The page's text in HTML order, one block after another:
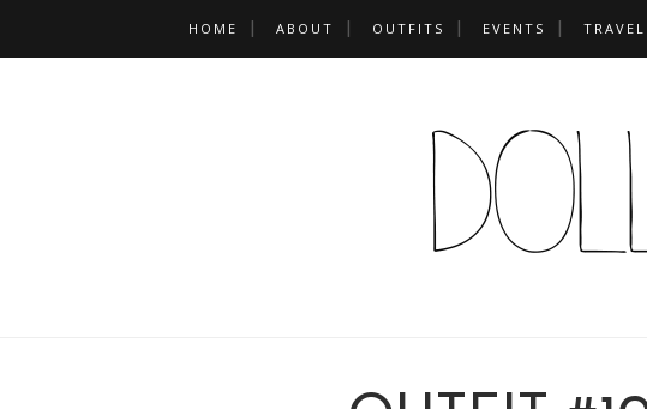
HOME ABOUT OUTFITS EVENTS TRAVEL